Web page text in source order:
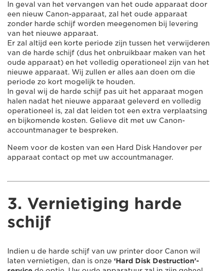
In geval van het vervangen van het oude apparaat door
een nieuw Canon-apparaat, zal het oude apparaat
zonder harde schijf worden meegenomen bij levering
van het nieuwe apparaat.
Er zal altijd een korte periode zijn tussen het verwijderen
van de harde schijf (dus het onbruikbaar maken van het
oude apparaat) en het volledig operationeel zijn van het
nieuwe apparaat. Wij zullen er alles aan doen om die
periode zo kort mogelijk te houden.
In geval wij de harde schijf pas uit het apparaat mogen
halen nadat het nieuwe apparaat geleverd en volledig
operationeel is, zal dat leiden tot een extra verplaatsing
en bijkomende kosten. Gelieve dit met uw Canon-
accountmanager te bespreken.
Neem voor de kosten van een Hard Disk Handover per
apparaat contact op met uw accountmanager.
3. Vernietiging harde
schijf
Indien u de harde schijf van uw printer door Canon wil
laten vernietigen, dan is onze ‘Hard Disk Destruction’-